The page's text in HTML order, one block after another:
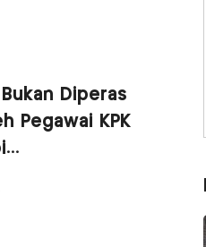
Diperas
Pegawai KPK